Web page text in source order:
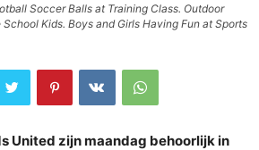
Soccer Balls at Training Class. Outdoor
Kids. Boys and Girls Having Fun at Sports
United zijn maandag behoorlijk in